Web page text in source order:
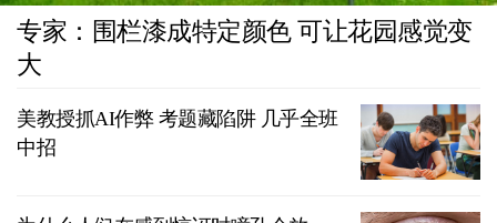
专家：围栏漆成特定颜色 可让花园感觉变
大
美教授抓AI作弊 考题藏陷阱 几乎全班
中招